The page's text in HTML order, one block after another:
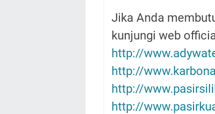
Jika Anda
kunjungi web
http://
http://
http://
http://